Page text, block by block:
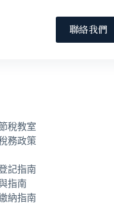
聯絡我們
稅教室
務政策
記指南
指南
納指南